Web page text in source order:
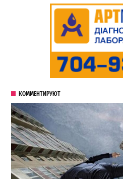
КОММЕНТИРУЮТ